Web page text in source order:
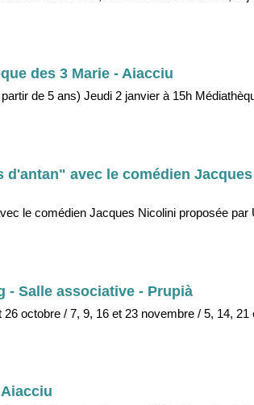
des 3 Marie - Aiacciu
de 5 ans) Jeudi 2 janvier à 15h
avec le comédien
le comédien Jacques Nicolini proposée par
- Salle associative - Prupià
octobre / 7, 9, 16 et 23 novembre / 5, 14,